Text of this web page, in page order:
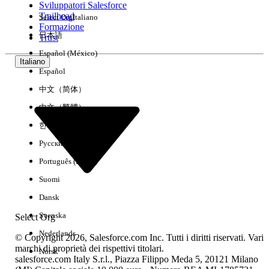
Esperienza
Nessun risultato
Sviluppatori Salesforce
Trailhead
Formazione
Trust
Italiano
Select Org
Select OrgItaliano
日本語
Español (México)
Español
中文（简体）
中文（繁體）
한국어
Русский
Português (Brasil)
Suomi
Dansk
Svenska
Nederlands
Norsk
© Copyright 2026, Salesforce.com Inc. Tutti i diritti riservati. Vari
marchi di proprietà dei rispettivi titolari.
salesforce.com Italy S.r.l., Piazza Filippo Meda 5, 20121 Milano